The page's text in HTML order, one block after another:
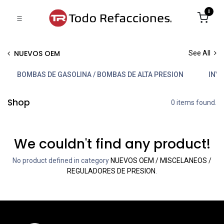
0
NUEVOS OEM See All
BOMBAS DE GASOLINA / BOMBAS DE ALTA PRESION
Shop 0 items found.
We couldn't find any product!
No product defined in category NUEVOS OEM / MISCELANEOS /
REGULADORES DE PRESION